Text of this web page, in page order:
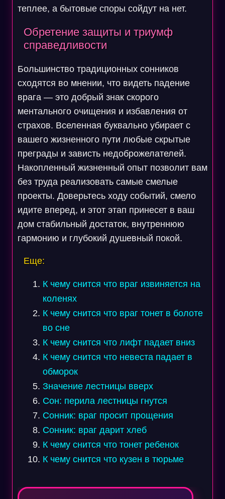
теплее, а бытовые споры сойдут на нет.
Обретение защиты и триумф
справедливости
Большинство традиционных сонников
сходятся во мнении, что видеть падение
врага — это добрый знак скорого
ментального очищения и избавления от
страхов. Вселенная буквально убирает с
вашего жизненного пути любые скрытые
преграды и зависть недоброжелателей.
Накопленный жизненный опыт позволит вам
без труда реализовать самые смелые
проекты. Доверьтесь ходу событий, смело
идите вперед, и этот этап принесет в ваш
дом стабильный достаток, внутреннюю
гармонию и глубокий душевный покой.
Еще:
К чему снится что враг извиняется на
коленях
К чему снится что враг тонет в болоте
во сне
К чему снится что лифт падает вниз
К чему снится что невеста падает в
обморок
Значение лестницы вверх
Сон: перила лестницы гнутся
Сонник: враг просит прощения
Сонник: враг дарит хлеб
К чему снится что тонет ребенок
К чему снится что кузен в тюрьме
Навигация